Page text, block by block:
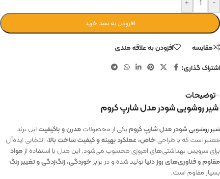
-
+
افزودن به سبد خرید
مقایسه
افزودن به علاقه مندی
اشتراک گذاری:
توضیحات
شیر روشویی شودر مدل شارپ کروم
شیر روشوییشودر مدل شارپ کرومیکی از محصولاتمدرن و باکیفیتاین برند
معتبر است که با طراحیخاص، عملکرد بهینه و کیفیت ساخت بالا، انتخابی ایده‌آل
برای سرویس بهداشتی‌های امروزی محسوب می‌شود. این مدل با استفاده ازمواد
مقاوم و فناوری‌های روز دنیاتولید شده و در برابرخوردگی، زنگ‌زدگی و تغییر رنگ
بسیار مقاوم است.